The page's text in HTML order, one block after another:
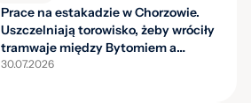
Prace na estakadzie w Chorzowie.
Uszczelniają torowisko, żeby wróciły
tramwaje między Bytomiem a
Katowicami
30.07.2026